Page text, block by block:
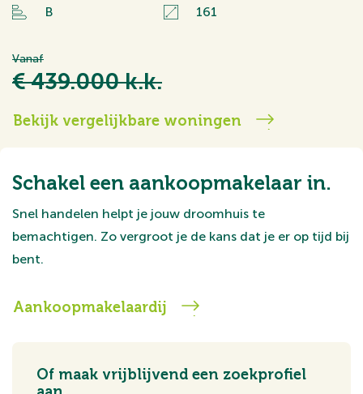
B
161
Vanaf
€ 439.000 k.k.
Bekijk vergelijkbare woningen
Schakel een aankoopmakelaar in.
Snel handelen helpt je jouw droomhuis te
bemachtigen. Zo vergroot je de kans dat je er op tijd bij
bent.
Aankoopmakelaardij
Of maak vrijblijvend een zoekprofiel